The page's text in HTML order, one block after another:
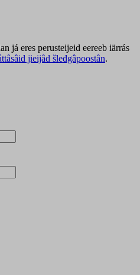
já eres perusteijeid eereeb iärrás
jieijâd šleđgâpoostân.